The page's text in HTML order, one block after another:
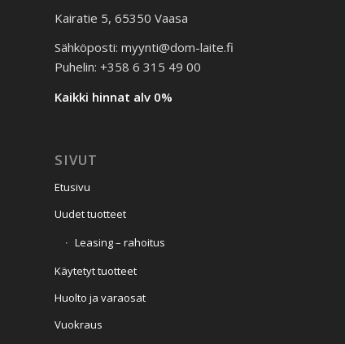
Kairatie 5, 65350 Vaasa
Sähköposti: myynti@dom-laite.fi
Puhelin: +358 6 315 49 00
Kaikki hinnat alv 0%
SIVUT
Etusivu
Uudet tuotteet
Leasing – rahoitus
Käytetyt tuotteet
Huolto ja varaosat
Vuokraus